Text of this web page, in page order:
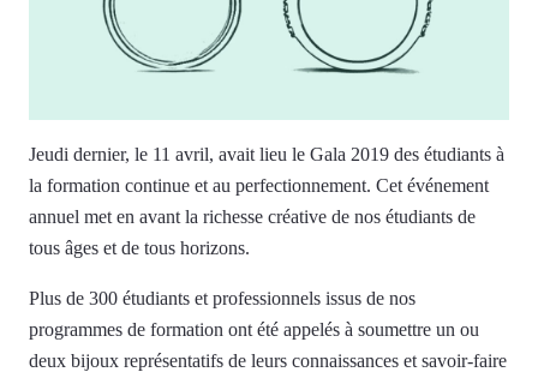
Jeudi dernier, le 11 avril, avait lieu le Gala 2019 des étudiants à
la formation continue et au perfectionnement. Cet événement
annuel met en avant la richesse créative de nos étudiants de
tous âges et de tous horizons.
Plus de 300 étudiants et professionnels issus de nos
programmes de formation ont été appelés à soumettre un ou
deux bijoux représentatifs de leurs connaissances et savoir-faire